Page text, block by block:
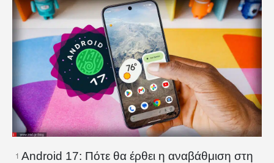
1 Android 17: Πότε θα έρθει η αναβάθμιση στη